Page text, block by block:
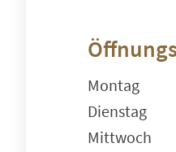
Montag
Dienstag
Mittwoch